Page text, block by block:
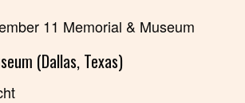
(Dallas, Texas)